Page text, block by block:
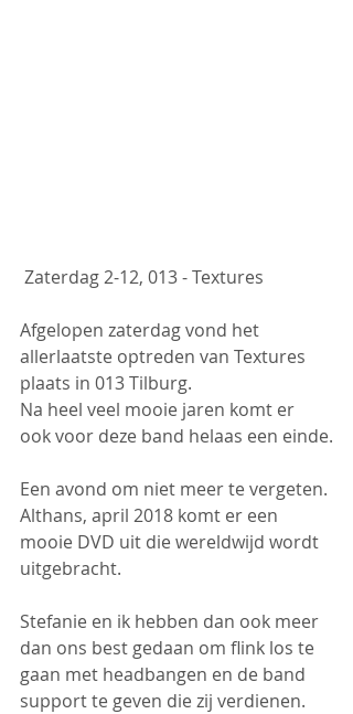
Zaterdag 2-12, 013 - Textures
Afgelopen zaterdag vond het
allerlaatste optreden van Textures
plaats in 013 Tilburg.
Na heel veel mooie jaren komt er
ook voor deze band helaas een einde.
Een avond om niet meer te vergeten.
Althans, april 2018 komt er een
mooie DVD uit die wereldwijd wordt
uitgebracht.
Stefanie en ik hebben dan ook meer
dan ons best gedaan om flink los te
gaan met headbangen en de band
support te geven die zij verdienen.